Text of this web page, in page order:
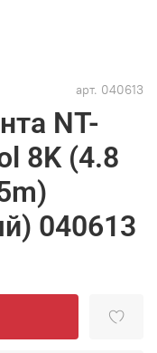
арт. 040613
NT-
8K (4.8
040613